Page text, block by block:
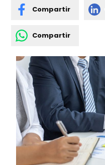
Compartir
Compartir